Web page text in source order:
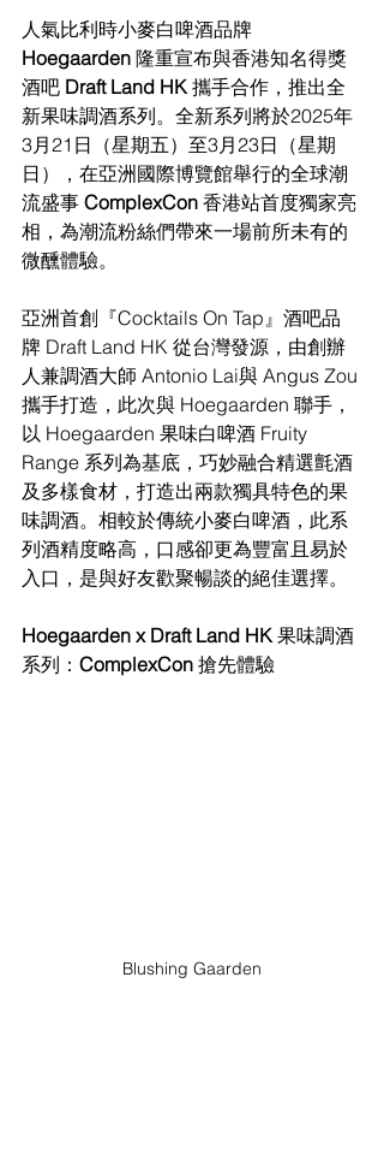
人氣比利時小麥白啤酒品牌
Hoegaarden 隆重宣布與香港知名得獎
酒吧 Draft Land HK 攜手合作，推出全
新果味調酒系列。全新系列將於2025年
3月21日（星期五）至3月23日（星期
日），在亞洲國際博覽館舉行的全球潮
流盛事 ComplexCon 香港站首度獨家亮
相，為潮流粉絲們帶來一場前所未有的
微醺體驗。
亞洲首創『Cocktails On Tap』酒吧品
牌 Draft Land HK 從台灣發源，由創辦
人兼調酒大師 Antonio Lai與 Angus Zou
攜手打造，此次與 Hoegaarden 聯手，
以 Hoegaarden 果味白啤酒 Fruity
Range 系列為基底，巧妙融合精選氈酒
及多樣食材，打造出兩款獨具特色的果
味調酒。相較於傳統小麥白啤酒，此系
列酒精度略高，口感卻更為豐富且易於
入口，是與好友歡聚暢談的絕佳選擇。
Hoegaarden x Draft Land HK 果味調酒
系列： ComplexCon 搶先體驗
Blushing Gaarden